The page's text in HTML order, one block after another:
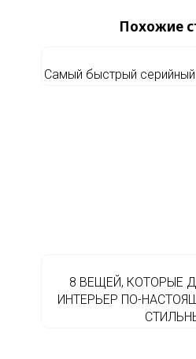
Похожие
Самый быстрый
8 ВЕЩЕЙ, КОТОРЫЕ
ИНТЕРЬЕР ПО-